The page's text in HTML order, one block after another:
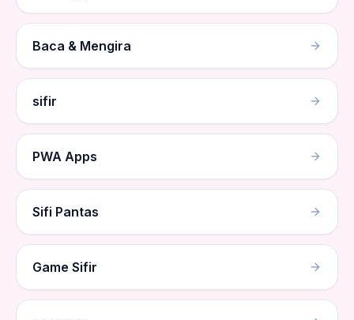
Baca & Mengira
sifir
PWA Apps
Sifi Pantas
Game Sifir